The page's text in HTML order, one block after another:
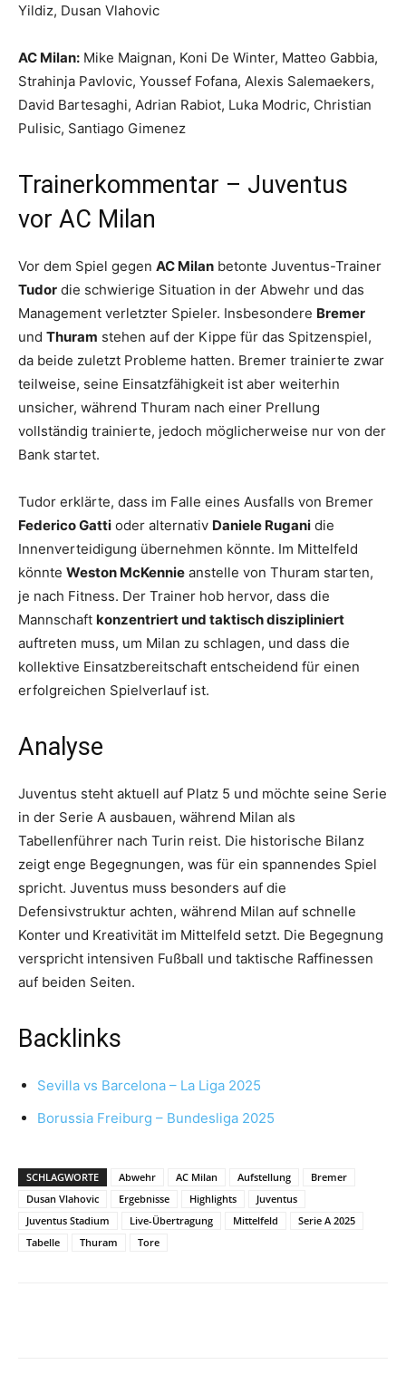
Yildiz, Dusan Vlahovic
AC Milan: Mike Maignan, Koni De Winter, Matteo Gabbia,
Strahinja Pavlovic, Youssef Fofana, Alexis Salemaekers,
David Bartesaghi, Adrian Rabiot, Luka Modric, Christian
Pulisic, Santiago Gimenez
Trainerkommentar – Juventus
vor AC Milan
Vor dem Spiel gegen AC Milan betonte Juventus-Trainer
Tudor die schwierige Situation in der Abwehr und das
Management verletzter Spieler. Insbesondere Bremer
und Thuram stehen auf der Kippe für das Spitzenspiel,
da beide zuletzt Probleme hatten. Bremer trainierte zwar
teilweise, seine Einsatzfähigkeit ist aber weiterhin
unsicher, während Thuram nach einer Prellung
vollständig trainierte, jedoch möglicherweise nur von der
Bank startet.
Tudor erklärte, dass im Falle eines Ausfalls von Bremer
Federico Gatti oder alternativ Daniele Rugani die
Innenverteidigung übernehmen könnte. Im Mittelfeld
könnte Weston McKennie anstelle von Thuram starten,
je nach Fitness. Der Trainer hob hervor, dass die
Mannschaft konzentriert und taktisch diszipliniert
auftreten muss, um Milan zu schlagen, und dass die
kollektive Einsatzbereitschaft entscheidend für einen
erfolgreichen Spielverlauf ist.
Analyse
Juventus steht aktuell auf Platz 5 und möchte seine Serie
in der Serie A ausbauen, während Milan als
Tabellenführer nach Turin reist. Die historische Bilanz
zeigt enge Begegnungen, was für ein spannendes Spiel
spricht. Juventus muss besonders auf die
Defensivstruktur achten, während Milan auf schnelle
Konter und Kreativität im Mittelfeld setzt. Die Begegnung
verspricht intensiven Fußball und taktische Raffinessen
auf beiden Seiten.
Backlinks
Sevilla vs Barcelona – La Liga 2025
Borussia Freiburg – Bundesliga 2025
SCHLAGWORTE Abwehr AC Milan Aufstellung
Bremer
Dusan Vlahovic
Ergebnisse Highlights
Juventus
Juventus Stadium
Live-Übertragung Mittelfeld
Serie A 2025
Tabelle
Thuram Tore